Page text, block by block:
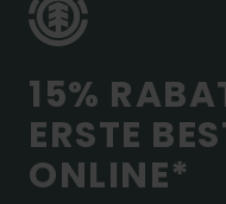
15%
ERSTE
ONLINE*